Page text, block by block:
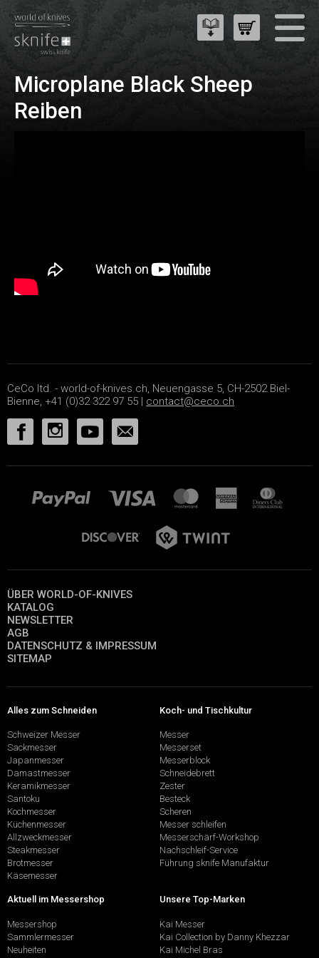
Microplane Black Sheep
Reiben
CeCo ltd. - world-of-knives.ch, Neuengasse 5, CH-2502 Biel-
Bienne, +41 (0)32 322 97 55 | contact@ceco.ch
ÜBER WORLD-OF-KNIVES
KATALOG
NEWSLETTER
AGB
DATENSCHUTZ & IMPRESSUM
SITEMAP
Alles zum Schneiden
Schweizer Messer
Sackmesser
Japanmesser
Damastmesser
Keramikmesser
Santoku
Kochmesser
Küchenmesser
Allzweckmesser
Steakmesser
Brotmesser
Käsemesser
Koch- und Tischkultur
Messer
Messerset
Messerblock
Schneidebrett
Zester
Besteck
Scheren
Messer schleifen
Messerschärf-Workshop
Nachschleif-Service
Führung sknife Manufaktur
Aktuell im Messershop
Messershop
Sammlermesser
Neuheiten
Unsere Top-Marken
Kai Messer
Kai Collection by Danny Khezzar
Kai Michel Bras